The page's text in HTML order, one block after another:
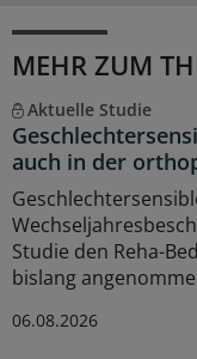
MEHR ZUM
Aktuelle Studie
auch in der
Studie den Reha-
bislang
06.08.2026